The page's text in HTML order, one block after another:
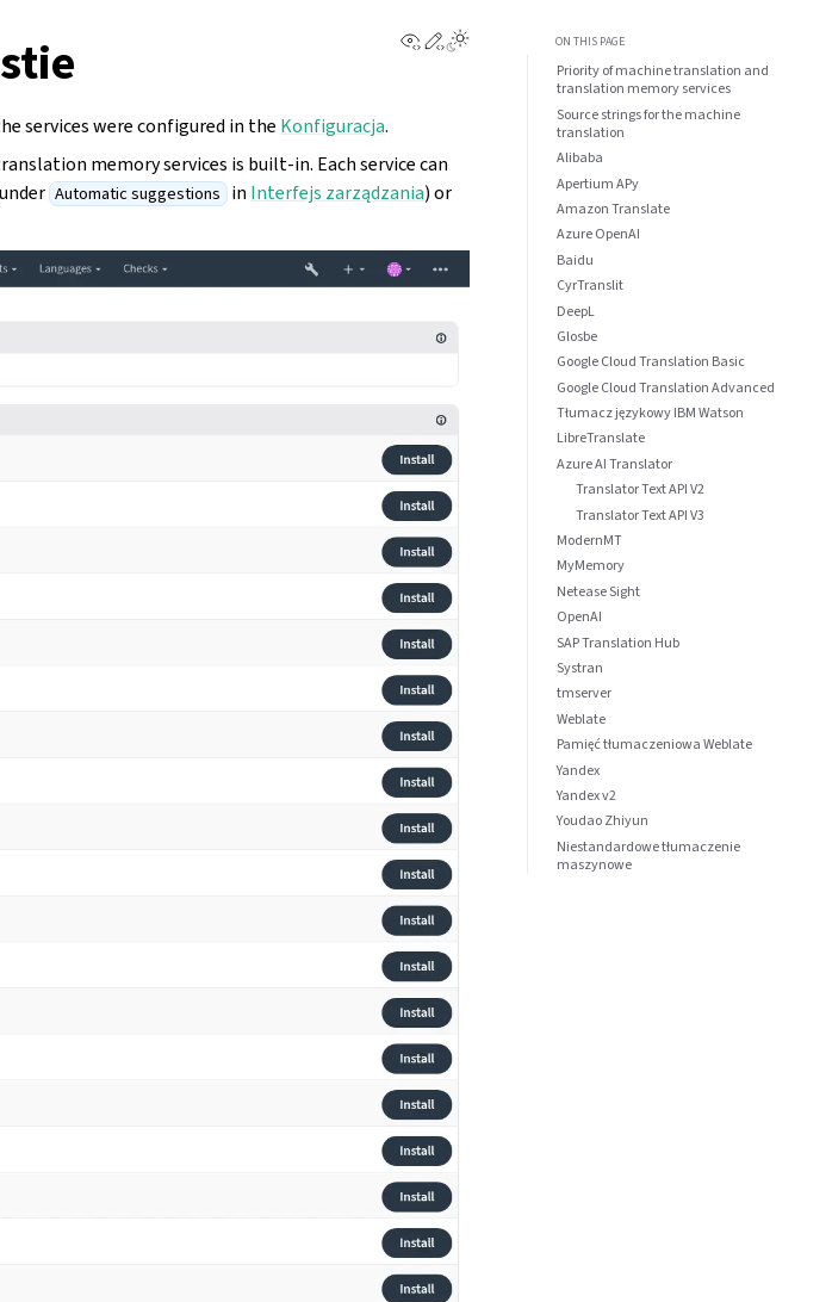
View this page
Edit this page
Toggle Light / Dark / Auto color theme
services were configured in the Konfiguracja.
memory services is built-in. Each service can
Automatic suggestions in Interfejs zarządzania) or
ON THIS PAGE
Priority of machine translation and
translation memory services
Source strings for the machine
translation
Alibaba
Apertium APy
Amazon Translate
Azure OpenAI
Baidu
CyrTranslit
DeepL
Glosbe
Google Cloud Translation Basic
Google Cloud Translation Advanced
Tłumacz językowy IBM Watson
LibreTranslate
Azure AI Translator
Translator Text API V2
Translator Text API V3
ModernMT
MyMemory
Netease Sight
OpenAI
SAP Translation Hub
Systran
tmserver
Weblate
Pamięć tłumaczeniowa Weblate
Yandex
Yandex v2
Youdao Zhiyun
Niestandardowe tłumaczenie
maszynowe